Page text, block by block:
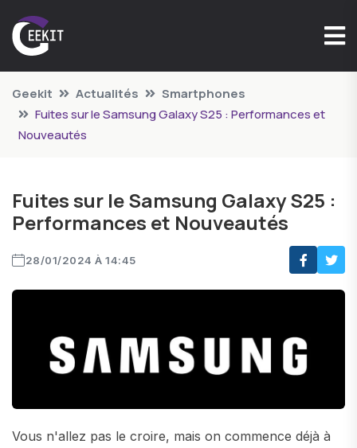
Geekit Actualités
Smartphones
Fuites sur le Samsung Galaxy S25 : Performances et
Nouveautés
Fuites sur le Samsung Galaxy S25 :
Performances et Nouveautés
28/01/2024 À 14:45
Vous n'allez pas le croire, mais on commence déjà à